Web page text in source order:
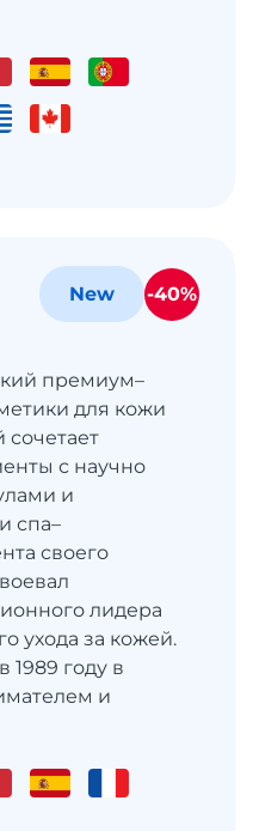
премиум–
для кожи
сочетает
с научно
и
спа–
своего
лидера
ухода за кожей.
1989 году в
и
New -40%